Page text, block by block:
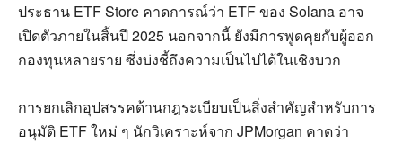
ประธาน ETF Store คาดการณ์ว่า ETF ของ Solana อาจ
เปิดตัวภายในสิ้นปี 2025 นอกจากนี้ ยังมีการพูดคุยกับผู้ออก
กองทุนหลายราย ซึ่งบ่งชี้ถึงความเป็นไปได้ในเชิงบวก
การยกเลิกอุปสรรคด้านกฎระเบียบเป็นสิ่งสำคัญสำหรับการ
อนุมัติ ETF ใหม่ ๆ นักวิเคราะห์จาก JPMorgan คาดว่า